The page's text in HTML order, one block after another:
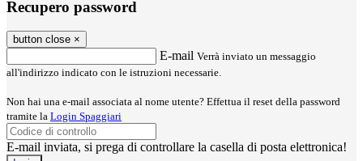
Recupero password
button close ×
E-mail Verrà inviato un messaggio
all'indirizzo indicato con le istruzioni necessarie.
Non hai una e-mail associata al nome utente? Effettua il reset della password
tramite la Login Spaggiari
E-mail inviata, si prega di controllare la casella di posta elettronica!